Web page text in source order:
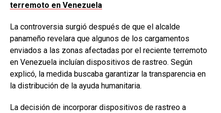
terremoto en Venezuela
La controversia surgió después de que el alcalde
panameño revelara que algunos de los cargamentos
enviados a las zonas afectadas por el reciente terremoto
en Venezuela incluían dispositivos de rastreo. Según
explicó, la medida buscaba garantizar la transparencia en
la distribución de la ayuda humanitaria.
La decisión de incorporar dispositivos de rastreo a